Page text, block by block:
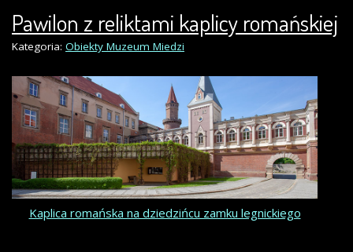
Pawilon z reliktami kaplicy romańskiej
Kategoria: Obiekty Muzeum Miedzi
Kaplica romańska na dziedzińcu zamku legnickiego